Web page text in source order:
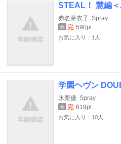
STEAL！ 慧編
赤名芽衣子 Spray
巻 完 590pt
お気に入り：1人
学園ヘヴン
氷栗優 Spray
巻 完 619pt
お気に入り：10人